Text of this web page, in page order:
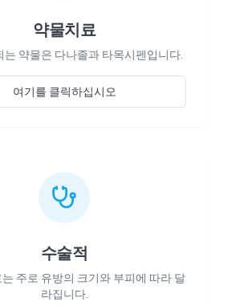
약물치료
는 약물은 다나졸과 타목시펜입니다.
여기를 클릭하십시오
수술적
주로 유방의 크기와 부피에 따라 달
라집니다.